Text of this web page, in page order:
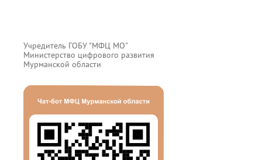
Учредитель ГОБУ "МФЦ МО"
Министерство цифрового развития
Мурманской области